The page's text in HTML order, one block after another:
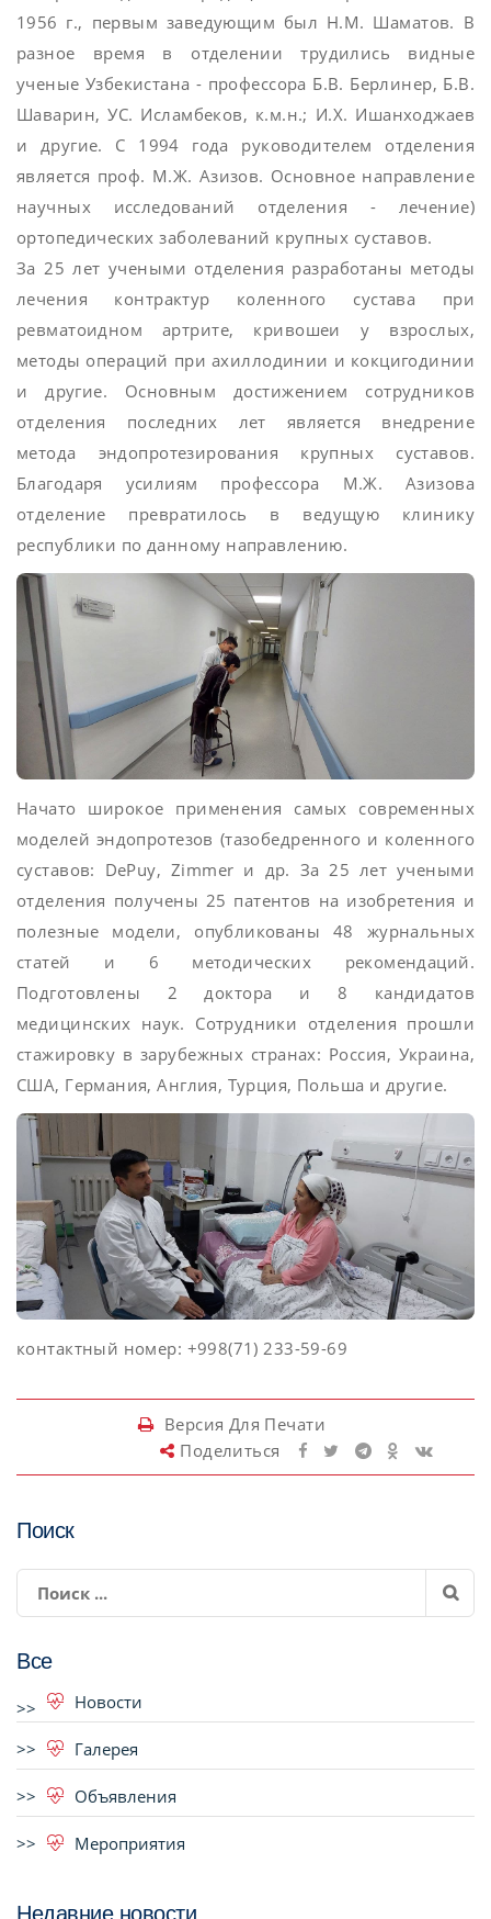
1956 г., первым заведующим был Н.М. Шаматов. В
разное время в отделении трудились видные
ученые Узбекистана - профессора Б.В. Берлинер, Б.В.
Шаварин, УС. Исламбеков, к.м.н.; И.Х. Ишанходжаев
и другие. С 1994 года руководителем отделения
является проф. М.Ж. Азизов. Основное направление
научных исследований отделения - лечение)
ортопедических заболеваний крупных суставов.
За 25 лет учеными отделения разработаны методы
лечения контрактур коленного сустава при
ревматоидном артрите, кривошеи у взрослых,
методы операций при ахиллодинии и кокцигодинии
и другие. Основным достижением сотрудников
отделения последних лет является внедрение
метода эндопротезирования крупных суставов.
Благодаря усилиям профессора М.Ж. Азизова
отделение превратилось в ведущую клинику
республики по данному направлению.
Начато широкое применения самых современных
моделей эндопротезов (тазобедренного и коленного
суставов: DePuy, Zimmer и др. За 25 лет учеными
отделения получены 25 патентов на изобретения и
полезные модели, опубликованы 48 журнальных
статей и 6 методических рекомендаций.
Подготовлены 2 доктора и 8 кандидатов
медицинских наук. Сотрудники отделения прошли
стажировку в зарубежных странах: Россия, Украина,
США, Германия, Англия, Турция, Польша и другие.
контактный номер: +998(71) 233-59-69
Версия Для Печати
Поделиться
Поиск
Все
Новости
Галерея
Объявления
Мероприятия
Недавние новости